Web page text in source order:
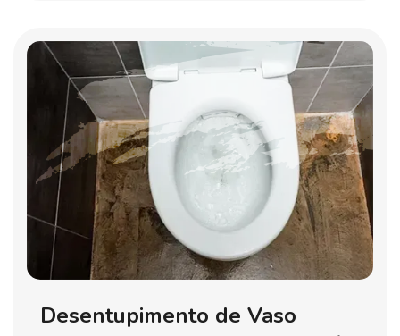
Desentupimento de Vaso